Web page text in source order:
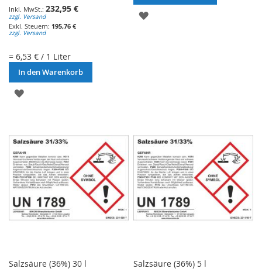
232,95 €
zzgl. Versand
195,76 €
zzgl. Versand
= 6,53 € / 1 Liter
In den Warenkorb
ZUR
HINZUFÜGEN
ZUR
Salzsäure (36%) 30 l Salzsäure (36%) 5 l